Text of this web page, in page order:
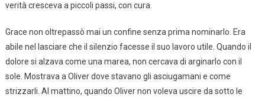
verità cresceva a piccoli passi, con cura.
Grace non oltrepassò mai un confine senza prima nominarlo. Era
abile nel lasciare che il silenzio facesse il suo lavoro utile. Quando il
dolore si alzava come una marea, non cercava di arginarlo con il
sole. Mostrava a Oliver dove stavano gli asciugamani e come
strizzarli. Al mattino, quando Oliver non voleva uscire da sotto le